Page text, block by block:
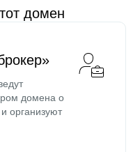
домен
домена о
организуют